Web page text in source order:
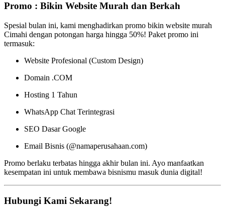
Promo : Bikin Website Murah dan Berkah
Spesial bulan ini, kami menghadirkan promo bikin website murah
Cimahi dengan potongan harga hingga 50%! Paket promo ini
termasuk:
Website Profesional (Custom Design)
Domain .COM
Hosting 1 Tahun
WhatsApp Chat Terintegrasi
SEO Dasar Google
Email Bisnis (@namaperusahaan.com)
Promo berlaku terbatas hingga akhir bulan ini. Ayo manfaatkan
kesempatan ini untuk membawa bisnismu masuk dunia digital!
Hubungi Kami Sekarang!